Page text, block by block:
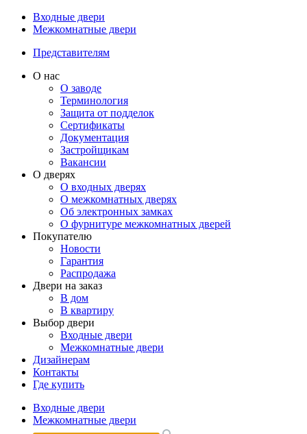
Входные двери
Межкомнатные двери
Представителям
О нас
О заводе
Терминология
Защита от подделок
Сертификаты
Документация
Застройщикам
Вакансии
О дверях
О входных дверях
О межкомнатных дверях
Об электронных замках
О фурнитуре межкомнатных дверей
Покупателю
Новости
Гарантия
Распродажа
Двери на заказ
В дом
В квартиру
Выбор двери
Входные двери
Межкомнатные двери
Дизайнерам
Контакты
Где купить
Входные двери
Межкомнатные двери